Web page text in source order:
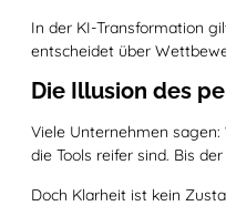
In der KI-Transformation
entscheidet über
Die Illusion des
Viele Unternehmen sagen:
die Tools reifer sind. Bis
Doch Klarheit ist kein